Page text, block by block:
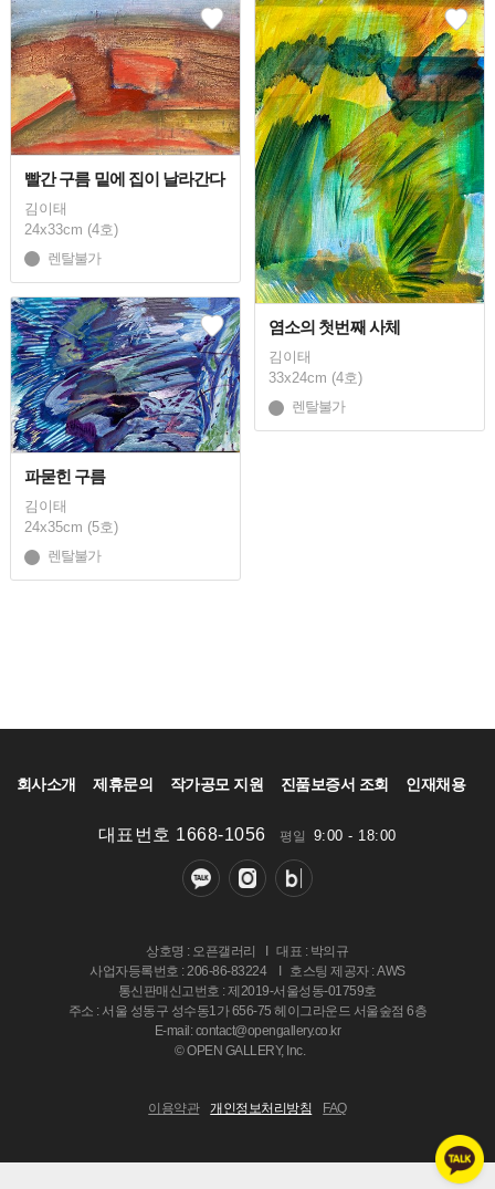
빨간 구름 밑에 집이 날라간다
김이태
24x33cm (4호)
렌탈불가
염소의 첫번째 사체
김이태
33x24cm (4호)
렌탈불가
파묻힌 구름
김이태
24x35cm (5호)
렌탈불가
회사소개 제휴문의 작가공모 지원 진품보증서 조회 인재채용
대표번호 1668-1056 평일 9:00 - 18:00
상호명 : 오픈갤러리
대표 : 박의규
사업자등록번호 : 206-86-83224
호스팅 제공자 : AWS
통신판매신고번호 : 제2019-서울성동-01759호
주소 : 서울 성동구 성수동1가 656-75 헤이그라운드 서울숲점 6층
E-mail: contact@opengallery.co.kr
© OPEN GALLERY, Inc.
이용약관 개인정보처리방침 FAQ